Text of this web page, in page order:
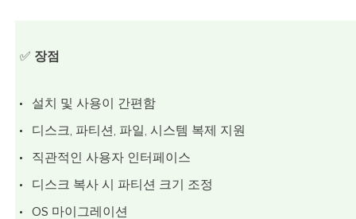
✅ 장점
설치 및 사용이 간편함
디스크, 파티션, 파일, 시스템 복제 지원
직관적인 사용자 인터페이스
디스크 복사 시 파티션 크기 조정
OS 마이그레이션